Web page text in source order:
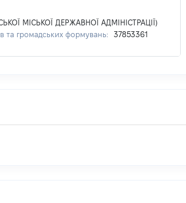
МІСЬКОЇ ДЕРЖАВНОЇ АДМІНІСТРАЦІЇ)
та громадських формувань:
37853361